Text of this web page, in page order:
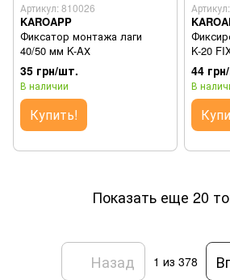
Артикул: 810026
KAROAPP
Фиксатор монтажа лаги
40/50 мм K-AХ
35 грн/шт.
В наличии
Купить!
K-20
44
В
Показать еще 20
Назад 1 из 378